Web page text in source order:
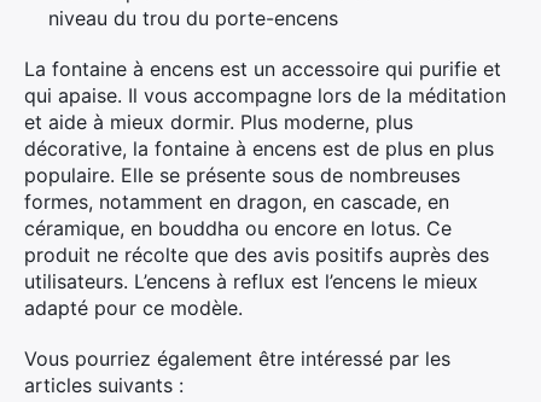
niveau du trou du porte-encens
La fontaine à encens est un accessoire qui purifie et
qui apaise. Il vous accompagne lors de la méditation
et aide à mieux dormir. Plus moderne, plus
décorative, la fontaine à encens est de plus en plus
populaire. Elle se présente sous de nombreuses
formes, notamment en dragon, en cascade, en
céramique, en bouddha ou encore en lotus. Ce
produit ne récolte que des avis positifs auprès des
utilisateurs. L’encens à reflux est l’encens le mieux
adapté pour ce modèle.
Vous pourriez également être intéressé par les
articles suivants :